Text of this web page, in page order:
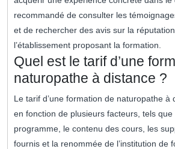
recommandé de consulter les
et de rechercher des avis sur la
l’établissement proposant la formation.
Quel est le tarif d’une
naturopathe à distance ?
Le tarif d’une formation de naturopathe à
en fonction de plusieurs facteurs, tels que
programme, le contenu des cours, les
fournis et la renommée de l’institution de